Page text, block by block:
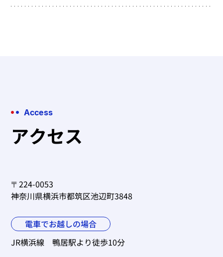
Access
アクセス
〒224-0053
神奈川県横浜市都筑区池辺町3848
電車でお越しの場合
JR横浜線 鴨居駅より徒歩10分